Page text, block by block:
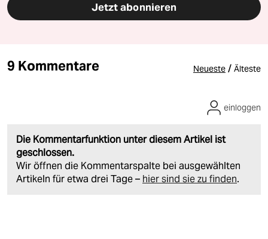
Jetzt abonnieren
9 Kommentare Neueste / Älteste
Die Kommentarfunktion unter diesem Artikel ist
geschlossen.
Wir öffnen die Kommentarspalte bei ausgewählten
Artikeln für etwa drei Tage – hier sind sie zu finden.
einloggen